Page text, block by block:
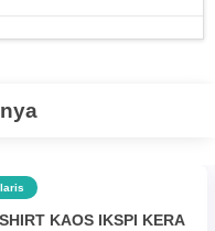
KAOS IKSPI KERA